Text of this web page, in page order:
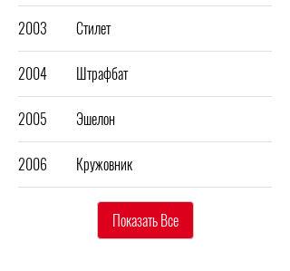
2003 Стилет
2004 Штрафбат
2005 Эшелон
2006 Кружовник
Показать Все